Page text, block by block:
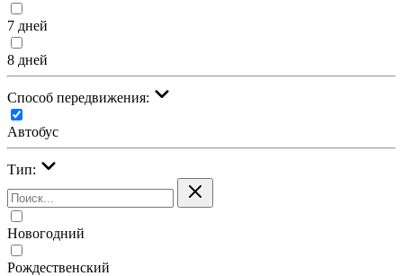
7 дней
8 дней
Cпособ передвижения:
Автобус
Тип:
Новогодний
Рождественский